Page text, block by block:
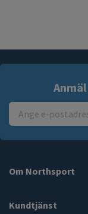
Om Northsport
Kundtjänst